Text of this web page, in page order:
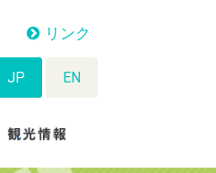
リンク
JP EN